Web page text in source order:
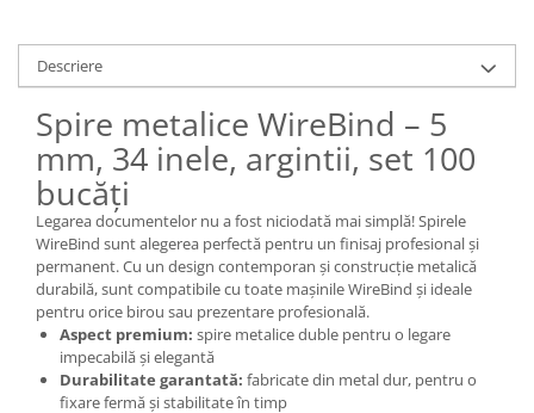
Produse Antibacteriene
Articole pentru bucatarie
Maturi, mopuri si galeti
Hartie igienica, prosoape hartie si
dispensere
Articole pentru rufe, casa,
geamuri, mobila
Articole pentru birou, suprafete,
pardoseli
Intretinere si odorizante masina
Descriere
Spire metalice WireBind – 5
mm, 34 inele, argintii, set 100
bucăți
Legarea documentelor nu a fost niciodată mai simplă! Spirele
WireBind sunt alegerea perfectă pentru un finisaj profesional și
permanent. Cu un design contemporan și construcție metalică
durabilă, sunt compatibile cu toate mașinile WireBind și ideale
pentru orice birou sau prezentare profesională.
Aspect premium: spire metalice duble pentru o legare
impecabilă și elegantă
Durabilitate garantată: fabricate din metal dur, pentru o
fixare fermă și stabilitate în timp